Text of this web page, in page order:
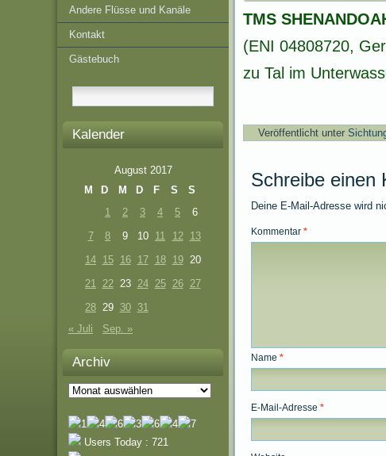
Andere Flüsse und Kanäle
Kontakt
Gästebuch
Kalender
August 2017
M
D M D F S
S
1
2 3 4 5
6
7
8 9 10 11 12
13
14 15 16 17 18 19 20
21 22 23 24 25 26 27
28 29 30
31
« Juli
Sep. »
Archiv
Archiv
Users Today : 721
TMS
(ENI 04808720,
zu Tal im
Veröffentlicht unter
Schreibe einen
Deine E-Mail-Adresse wird
Kommentar *
Name *
E-Mail-Adresse *